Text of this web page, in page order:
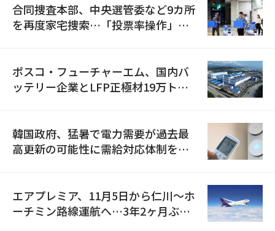
合同捜査本部、中央選管委など9カ所
を再度家宅捜索…「投票率操作」の
ポスコ・フューチャーエム、国内バ
ッテリー企業とLFP正極材19万トン
韓国政府、猛暑で電力需要が過去最
高更新の可能性に需給対応体制を点
エアプレミア、11月5日から仁川〜ホ
ーチミン路線運航へ…3年2ヶ月ぶり